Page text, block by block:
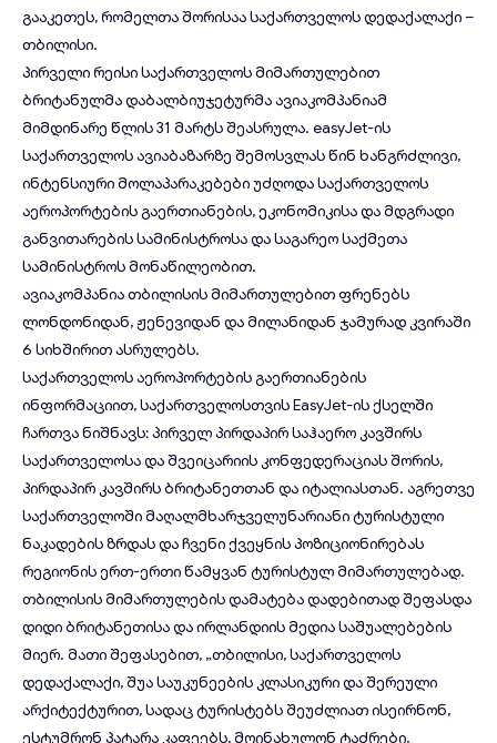
გააკეთეს, რომელთა შორისაა საქართველოს დედაქალაქი –
თბილისი.
პირველი რეისი საქართველოს მიმართულებით
ბრიტანულმა დაბალბიუჯეტურმა ავიაკომპანიამ
მიმდინარე წლის 31 მარტს შეასრულა. easyJet-ის
საქართველოს ავიაბაზარზე შემოსვლას წინ ხანგრძლივი,
ინტენსიური მოლაპარაკებები უძღოდა საქართველოს
აეროპორტების გაერთიანების, ეკონომიკისა და მდგრადი
განვითარების სამინისტროსა და საგარეო საქმეთა
სამინისტროს მონაწილეობით.
ავიაკომპანია თბილისის მიმართულებით ფრენებს
ლონდონიდან, ჟენევიდან და მილანიდან ჯამურად კვირაში
6 სიხშირით ასრულებს.
საქართველოს აეროპორტების გაერთიანების
ინფორმაციით, საქართველოსთვის EasyJet-ის ქსელში
ჩართვა ნიშნავს: პირველ პირდაპირ საჰაერო კავშირს
საქართველოსა და შვეიცარიის კონფედერაციას შორის,
პირდაპირ კავშირს ბრიტანეთთან და იტალიასთან. აგრეთვე
საქართველოში მაღალმხარჯველუნარიანი ტურისტული
ნაკადების ზრდას და ჩვენი ქვეყნის პოზიციონირებას
რეგიონის ერთ-ერთი წამყვან ტურისტულ მიმართულებად.
თბილისის მიმართულების დამატება დადებითად შეფასდა
დიდი ბრიტანეთისა და ირლანდიის მედია საშუალებების
მიერ. მათი შეფასებით, „თბილისი, საქართველოს
დედაქალაქი, შუა საუკუნეების კლასიკური და შერეული
არქიტექტურით, სადაც ტურისტებს შეუძლიათ ისეირნონ,
ესტუმრონ პატარა კაფეებს, მოინახულონ ტაძრები,